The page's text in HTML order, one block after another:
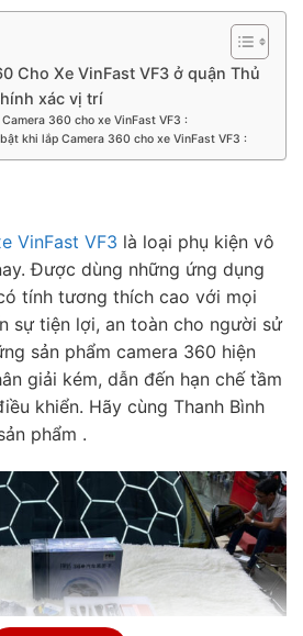
Cho Xe VinFast VF3 ở quận Thủ
xác vị trí
360 cho xe VinFast VF3 :
khi lắp Camera 360 cho xe VinFast VF3 :
VinFast VF3 là loại phụ kiện vô
Được dùng những ứng dụng
tính tương thích cao với mọi
sự tiện lợi, an toàn cho người sử
sản phẩm camera 360 hiện
giải kém, dẫn đến hạn chế tầm
khiển. Hãy cùng Thanh Bình
phẩm .